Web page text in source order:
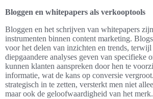
Bloggen en whitepapers als verkooptools
Bloggen en het schrijven van whitepapers
instrumenten binnen content marketing.
voor het delen van inzichten en trends,
diepgaandere analyses geven van specifieke
kunnen klanten aanspreken door hen te
informatie, wat de kans op conversie
strategisch in te zetten, versterkt men niet
maar ook de geloofwaardigheid van het merk.